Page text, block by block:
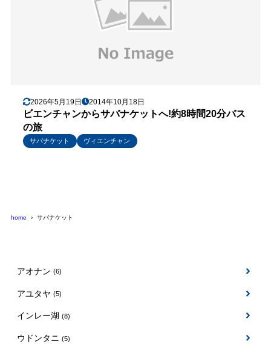
2026年5月19日 2014年10月18日
ビエンチャンからサバナケットへ!約8時間20分バス
の旅
サバナケット ヴィエンチャン
home サバナケット
アオナン (6)
アユタヤ (5)
インレー湖 (8)
ウドンタニ (5)